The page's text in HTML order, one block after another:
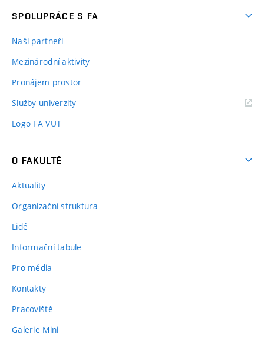
SPOLUPRÁCE S FA
Naši partneři
Mezinárodní aktivity
Pronájem prostor
Služby univerzity
Logo FA VUT
O FAKULTĚ
Aktuality
Organizační struktura
Lidé
Informační tabule
Pro média
Kontakty
Pracoviště
Galerie Mini